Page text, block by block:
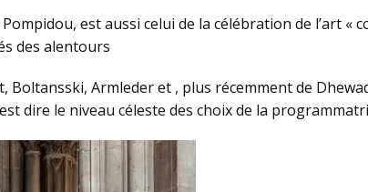
est aussi celui de la célébration de l’art
des alentours
Boltansski, Armleder et , plus récemment de
dire le niveau céleste des choix de la